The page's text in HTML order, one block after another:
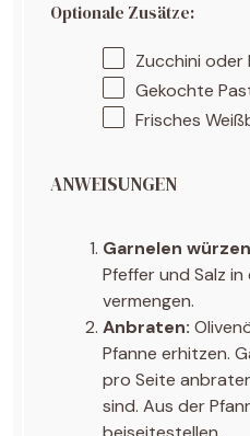
Optionale Zusätze:
Zucchini oder
Gekochte
Frisches
ANWEISUNGEN
Garnelen
Pfeffer und Salz in
vermengen.
Anbraten:
Pfanne erhitzen.
pro Seite
sind. Aus der